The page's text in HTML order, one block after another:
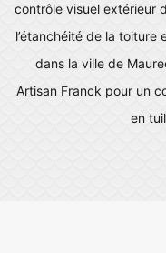
contrôle visuel extérieur
l’étanchéité de la toiture
dans la ville de
Artisan Franck pour un
en